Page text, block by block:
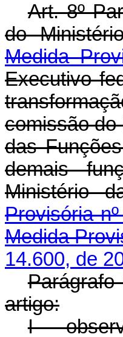
Art. 8º
do
Medida
Executivo
comissão do
das
demais
Ministério
Provisória
Medida
14.600, de
artigo:
I -